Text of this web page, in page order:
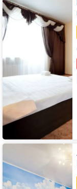
Звёзд
Квартира
на
Арбате
с
кроватями
Апартаменты
Звёзд
Шикарная
квартира